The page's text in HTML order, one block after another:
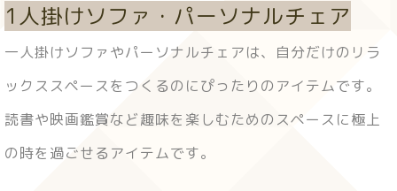
1人掛けソファ・パーソナルチェア
一人掛けソファやパーソナルチェアは、自分だけのリラ
ックススペースをつくるのにぴったりのアイテムです。
読書や映画鑑賞など趣味を楽しむためのスペースに極上
の時を過ごせるアイテムです。